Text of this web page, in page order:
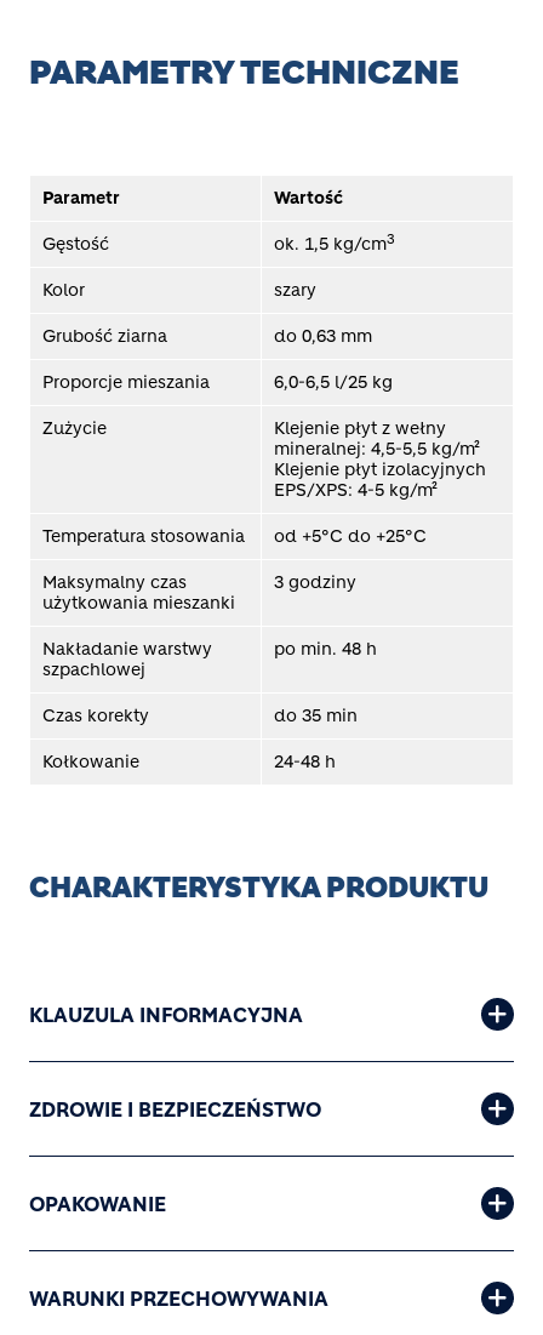
PARAMETRY TECHNICZNE
Parametr Wartość
Gęstość ok. 1,5 kg/cm3
Kolor szary
Grubość ziarna do 0,63 mm
Proporcje mieszania 6,0-6,5 l/25 kg
Zużycie
Klejenie płyt z wełny
mineralnej: 4,5-5,5 kg/m²
Klejenie płyt izolacyjnych
EPS/XPS: 4-5 kg/m²
Temperatura stosowania od +5°C do +25°C
Maksymalny czas
użytkowania mieszanki
3 godziny
Nakładanie warstwy
szpachlowej
po min. 48 h
Czas korekty do 35 min
Kołkowanie 24-48 h
CHARAKTERYSTYKA PRODUKTU
KLAUZULA INFORMACYJNA
ZDROWIE I BEZPIECZEŃSTWO
OPAKOWANIE
WARUNKI PRZECHOWYWANIA